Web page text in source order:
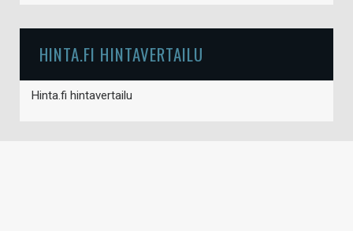
HINTA.FI HINTAVERTAILU
Hinta.fi hintavertailu